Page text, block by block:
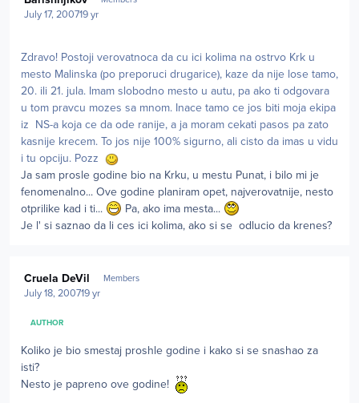
July 17, 200719 yr
Zdravo! Postoji verovatnoca da cu ici kolima na ostrvo Krk u
mesto Malinska (po preporuci drugarice), kaze da nije lose tamo,
20. ili 21. jula. Imam slobodno mesto u autu, pa ako ti odgovara
u tom pravcu mozes sa mnom. Inace tamo ce jos biti moja ekipa
iz NS-a koja ce da ode ranije, a ja moram cekati pasos pa zato
kasnije krecem. To jos nije 100% sigurno, ali cisto da imas u vidu
i tu opciju. Pozz
Ja sam prosle godine bio na Krku, u mestu Punat, i bilo mi je
fenomenalno... Ove godine planiram opet, najverovatnije, nesto
otprilike kad i ti...
Pa, ako ima mesta...
Je l' si saznao da li ces ici kolima, ako si se odlucio da krenes?
Cruela DeVil Members
July 18, 200719 yr
AUTHOR
Koliko je bio smestaj proshle godine i kako si se snashao za
isti?
Nesto je papreno ove godine!